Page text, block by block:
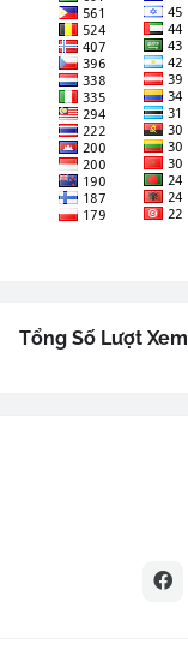
Tổng Số Lượt Xem